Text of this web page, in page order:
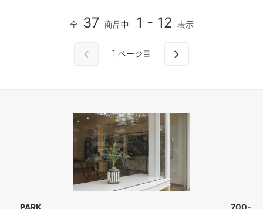
全 37 商品中 1 - 12 表示
1 ページ目